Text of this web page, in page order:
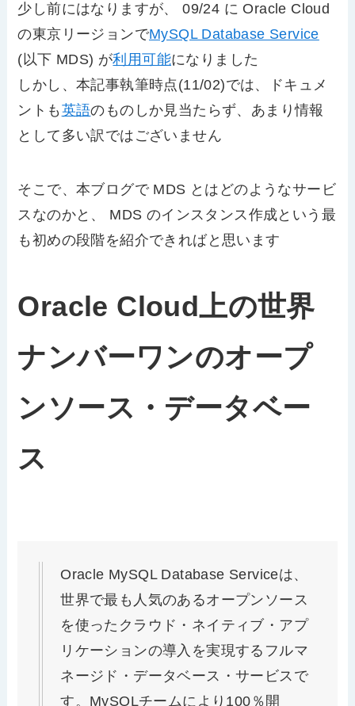
少し前にはなりますが、 09/24 に Oracle Cloud
の東京リージョンでMySQL Database Service
(以下 MDS) が利用可能になりました
しかし、本記事執筆時点(11/02)では、ドキュメ
ントも 英語のものしか見当たらず、あまり情報
として多い訳ではございません
そこで、本ブログで MDS とはどのようなサービ
スなのかと、 MDS のインスタンス作成という最
も初めの段階を紹介できればと思います
Oracle Cloud上の世界
ナンバーワンのオープ
ンソース・データベー
ス
Oracle MySQL Database Serviceは、
世界で最も人気のあるオープンソース
を使ったクラウド・ネイティブ・アプ
リケーションの導入を実現するフルマ
ネージド・データベース・サービスで
す。MySQLチームにより100％開